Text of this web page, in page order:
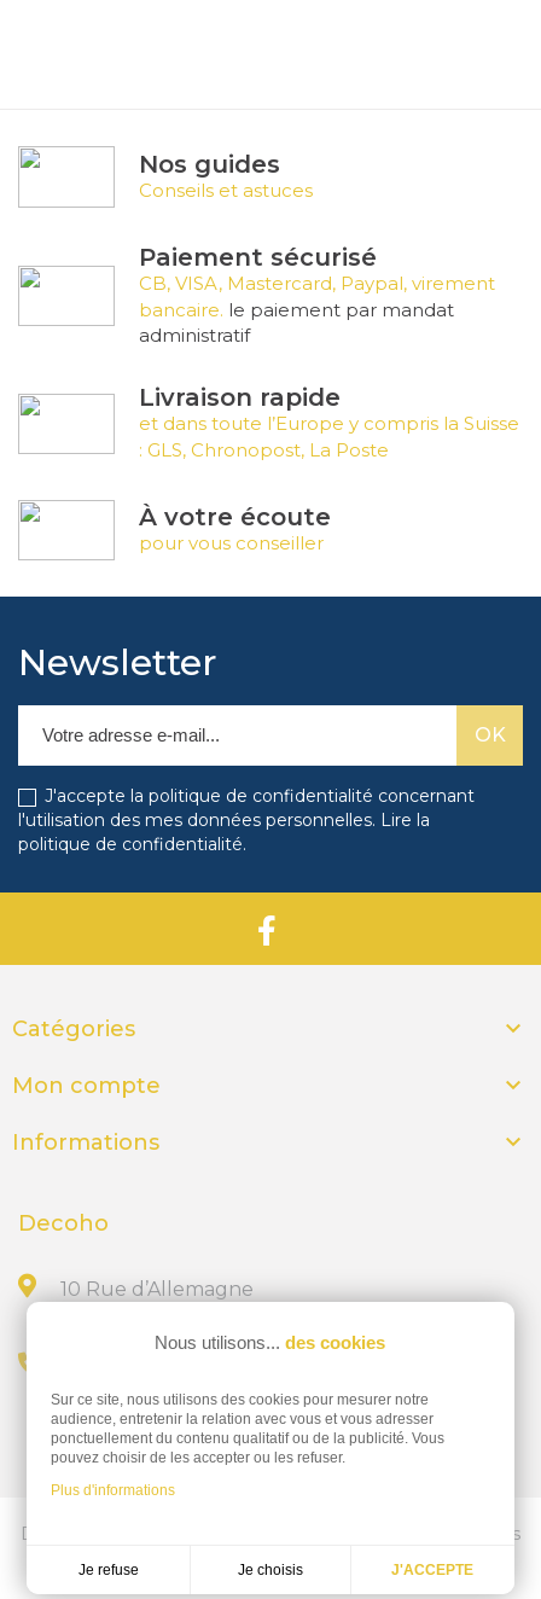
Nos guides
Conseils et astuces
Paiement sécurisé
CB, VISA, Mastercard, Paypal, virement
bancaire. le paiement par mandat
administratif
Livraison rapide
et dans toute l’Europe y compris la Suisse
: GLS, Chronopost, La Poste
À votre écoute
pour vous conseiller
Newsletter
J'accepte la politique de confidentialité concernant
l'utilisation des mes données personnelles. Lire la
politique de confidentialité.
Catégories 
Mon compte 
Informations 
Decoho
10 Rue d’Allemagne
02 28 23 15 32
Nous utilisons... des cookies
Sur ce site, nous utilisons des cookies pour mesurer notre
audience, entretenir la relation avec vous et vous adresser
ponctuellement du contenu qualitatif ou de la publicité. Vous
pouvez choisir de les accepter ou les refuser.
Plus d'informations
Je refuse Je choisis J'ACCEPTE
Découvrez nos services d'impressions professionnelles
Réalisation Dream me up